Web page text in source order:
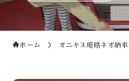
ホーム オニキス姫路ネオ納車